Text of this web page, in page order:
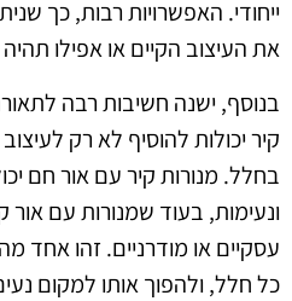
ייחודי. האפשרויות רבות, כך
את העיצוב הקיים או אפילו
בנוסף, ישנה חשיבות רבה
קיר יכולות להוסיף לא רק
בחלל. מנורות קיר עם אור חם
ונעימות, בעוד שמנורות עם
עסקיים או מודרניים. זהו אחד
כל חלל, ולהפוך אותו למקום